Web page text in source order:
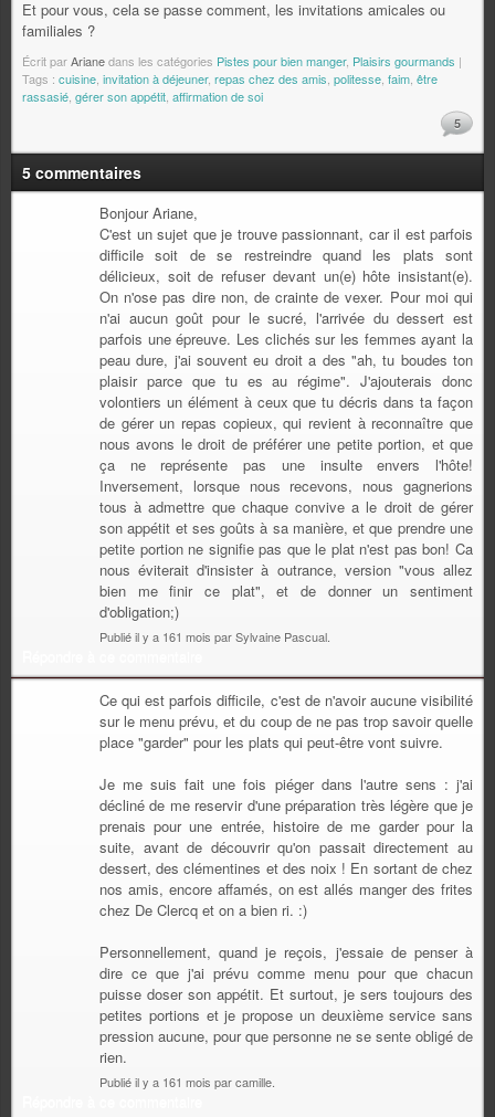
Et pour vous, cela se passe comment, les invitations amicales ou
familiales ?
Écrit parArianedans les catégories Pistes pour bien manger, Plaisirs gourmands |
Tags : cuisine invitation à déjeuner, repas chez des amis politesse faim être
rassasié gérer son appétit affirmation de soi
5
5 commentaires
Bonjour Ariane,
C'est un sujet que je trouve passionnant, car il est parfois
difficile soit de se restreindre quand les plats sont
délicieux, soit de refuser devant un(e) hôte insistant(e).
On n'ose pas dire non, de crainte de vexer. Pour moi qui
n'ai aucun goût pour le sucré, l'arrivée du dessert est
parfois une épreuve. Les clichés sur les femmes ayant la
peau dure, j'ai souvent eu droit a des "ah, tu boudes ton
plaisir parce que tu es au régime". J'ajouterais donc
volontiers un élément à ceux que tu décris dans ta façon
de gérer un repas copieux, qui revient à reconnaître que
nous avons le droit de préférer une petite portion, et que
ça ne représente pas une insulte envers l'hôte!
Inversement, lorsque nous recevons, nous gagnerions
tous à admettre que chaque convive a le droit de gérer
son appétit et ses goûts à sa manière, et que prendre une
petite portion ne signifie pas que le plat n'est pas bon! Ca
nous éviterait d'insister à outrance, version "vous allez
bien me finir ce plat", et de donner un sentiment
d'obligation;)
Publié il y a 161 mois par Sylvaine Pascual.
Ce qui est parfois difficile, c'est de n'avoir aucune visibilité
sur le menu prévu, et du coup de ne pas trop savoir quelle
place "garder" pour les plats qui peut-être vont suivre.
Je me suis fait une fois piéger dans l'autre sens : j'ai
décliné de me reservir d'une préparation très légère que je
prenais pour une entrée, histoire de me garder pour la
suite, avant de découvrir qu'on passait directement au
dessert, des clémentines et des noix ! En sortant de chez
nos amis, encore affamés, on est allés manger des frites
chez De Clercq et on a bien ri. :)
Personnellement, quand je reçois, j'essaie de penser à
dire ce que j'ai prévu comme menu pour que chacun
puisse doser son appétit. Et surtout, je sers toujours des
petites portions et je propose un deuxième service sans
pression aucune, pour que personne ne se sente obligé de
rien.
Publié il y a 161 mois par camille.